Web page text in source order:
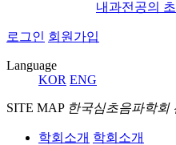
내과전공의
로그인 회원가입
Language
KOR ENG
SITE MAP 한국심초음파학회
학회소개 학회소개